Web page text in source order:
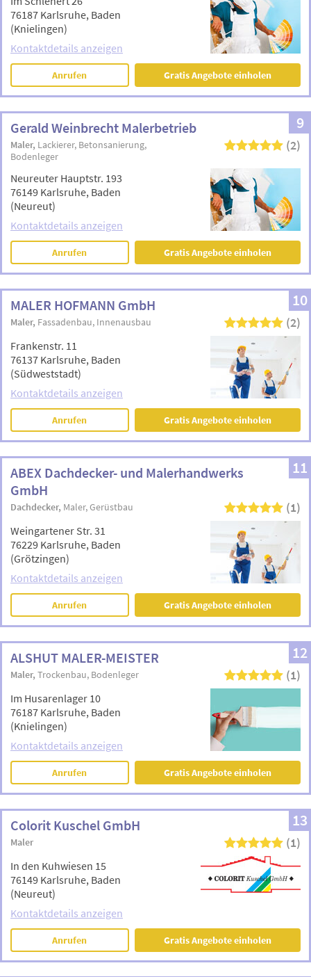
76187 Karlsruhe, Baden
(Knielingen)
Kontaktdetails anzeigen
Anrufen Gratis Angebote einholen
9
Gerald Weinbrecht Malerbetrieb
Maler Lackierer Betonsanierung
Bodenleger
(2)
Neureuter Hauptstr. 193
76149 Karlsruhe, Baden
(Neureut)
Kontaktdetails anzeigen
Anrufen Gratis Angebote einholen
10
MALER HOFMANN GmbH
Maler Fassadenbau Innenausbau (2)
Frankenstr. 11
76137 Karlsruhe, Baden
(Südweststadt)
Kontaktdetails anzeigen
Anrufen Gratis Angebote einholen
11
ABEX Dachdecker- und Malerhandwerks
GmbH
Dachdecker Maler Gerüstbau (1)
Weingartener Str. 31
76229 Karlsruhe, Baden
(Grötzingen)
Kontaktdetails anzeigen
Anrufen Gratis Angebote einholen
12
ALSHUT MALER-MEISTER
Maler Trockenbau Bodenleger (1)
Im Husarenlager 10
76187 Karlsruhe, Baden
(Knielingen)
Kontaktdetails anzeigen
Anrufen Gratis Angebote einholen
13
Colorit Kuschel GmbH
Maler (1)
In den Kuhwiesen 15
76149 Karlsruhe, Baden
(Neureut)
Kontaktdetails anzeigen
Anrufen Gratis Angebote einholen